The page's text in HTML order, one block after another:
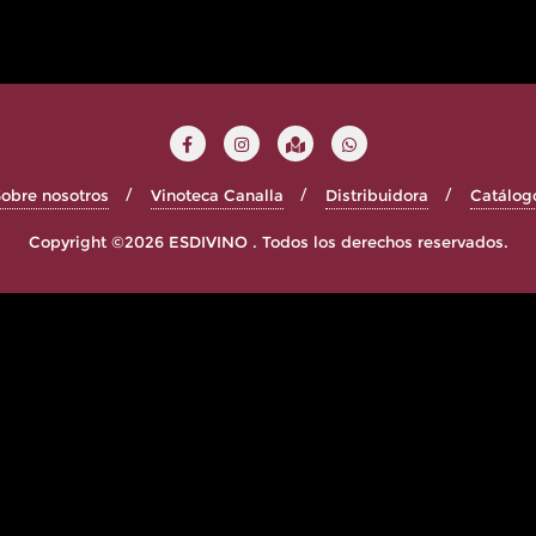
nosotros Vinoteca Canalla Distribuidora
Copyright ©2026 ESDIVINO . Todos los derechos reservados.